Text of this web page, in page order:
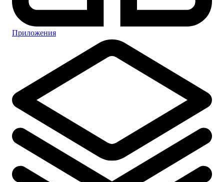
Приложения